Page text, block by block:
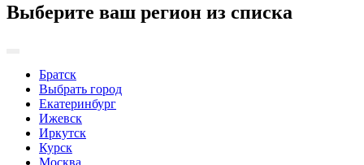
Выберите ваш регион из списка
Братск
Выбрать город
Екатеринбург
Ижевск
Иркутск
Курск
Москва